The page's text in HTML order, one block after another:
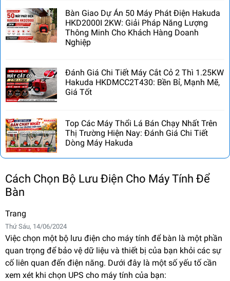
Bàn Giao Dự Án 50 Máy Phát Điện Hakuda
HKD2000I 2KW: Giải Pháp Năng Lượng
Thông Minh Cho Khách Hàng Doanh
Nghiệp
Đánh Giá Chi Tiết Máy Cắt Cỏ 2 Thì 1.25KW
Hakuda HKDMCC2T430: Bền Bỉ, Mạnh Mẽ,
Giá Tốt
Top Các Máy Thổi Lá Bán Chạy Nhất Trên
Thị Trường Hiện Nay: Đánh Giá Chi Tiết
Dòng Máy Hakuda
Cách Chọn Bộ Lưu Điện Cho Máy Tính Để
Bàn
Trang
Thứ Sáu, 14/06/2024
Việc chọn một bộ lưu điện cho máy tính để bàn là một phần
quan trọng để bảo vệ dữ liệu và thiết bị của bạn khỏi các sự
cố liên quan đến điện năng. Dưới đây là một số yếu tố cần
xem xét khi chọn UPS cho máy tính của bạn: